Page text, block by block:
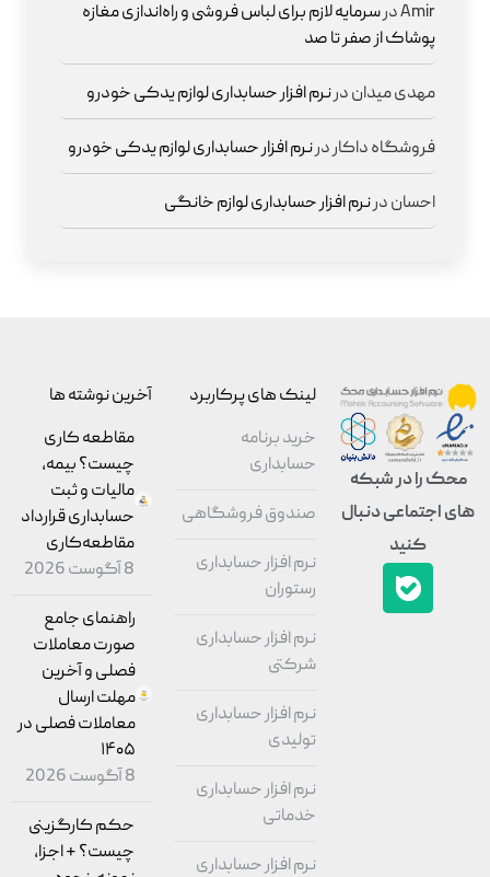
Amirدرسرمایه لازم برای لباس فروشی و راه‌اندازی مغازه
پوشاک از صفر تا صد
مهدی میداندرنرم افزار حسابداری لوازم یدکی خودرو
فروشگاه داکاردرنرم افزار حسابداری لوازم یدکی خودرو
احساندرنرم افزار حسابداری لوازم خانگی
محک را در شبکه
های اجتماعی دنبال
کنید
لینک های پرکاربرد
خرید برنامه
حسابداری
صندوق فروشگاهی
نرم افزار حسابداری
رستوران
نرم افزار حسابداری
شرکتی
نرم افزار حسابداری
تولیدی
نرم افزار حسابداری
خدماتی
نرم افزار حسابداری
آخرین نوشته ها
مقاطعه‌ کاری
چیست؟ بیمه،
مالیات و ثبت
حسابداری قرارداد
مقاطعه‌کاری
8 آگوست 2026
راهنمای جامع
صورت معاملات
فصلی و آخرین
مهلت ارسال
معاملات فصلی در
۱۴۰۵
8 آگوست 2026
حکم کارگزینی
چیست؟ + اجزا،